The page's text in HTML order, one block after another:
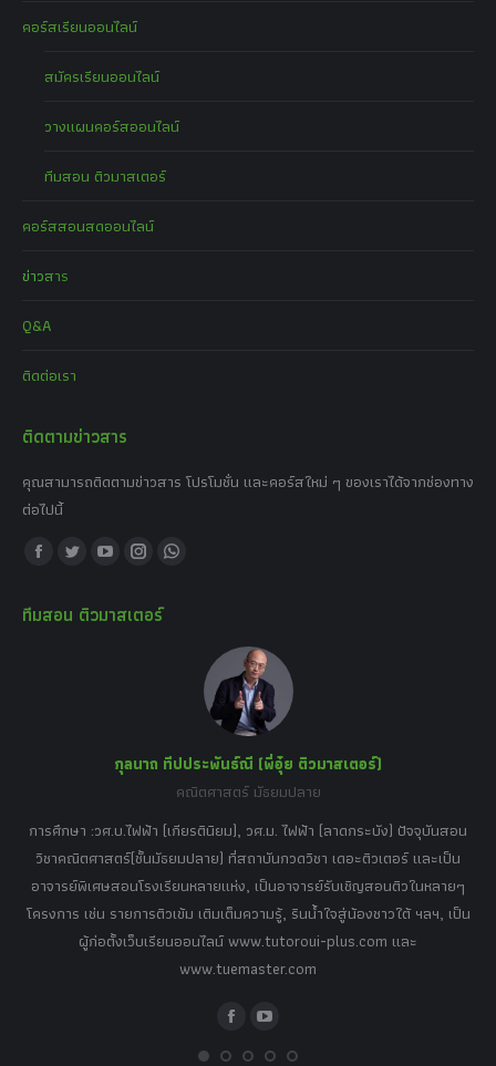
คอร์สเรียนออนไลน์
สมัครเรียนออนไลน์
วางแผนคอร์สออนไลน์
ทีมสอน ติวมาสเตอร์
คอร์สสอนสดออนไลน์
ข่าวสาร
Q&A
ติดต่อเรา
ติดตามข่าวสาร
คุณสามารถติดตามข่าวสาร โปรโมชั่น และคอร์สใหม่ ๆ ของเราได้จากช่องทาง
ต่อไปนี้
Find us on:
Facebook
opens
Twitter
opens
YouTube
opens
Instagram
opens
Whatsapp
window
ทีมสอน ติวมาสเตอร์
กุลนาถ ทีปประพันธ์ณี (พี่อุ๋ย ติวมาสเตอร์)
คณิตศาสตร์ มัธยมปลาย
การศึกษา :วศ.บ.ไฟฟ้า (เกียรตินิยม), วศ.ม. ไฟฟ้า (ลาดกระบัง) ปัจจุบันสอน
วิชาคณิตศาสตร์(ชั้นมัธยมปลาย) ที่สถาบันกวดวิชา เดอะติวเตอร์ และเป็น
อาจารย์พิเศษสอนโรงเรียนหลายแห่ง, เป็นอาจารย์รับเชิญสอนติวในหลายๆ
โครงการ เช่น รายการติวเข้ม เติมเต็มความรู้, รินน้ำใจสู่น้องชาวใต้ ฯลฯ, เป็น
ผู้ก่อตั้งเว็บเรียนออนไลน์ www.tutoroui-plus.com และ
www.tuemaster.com
FacebookYouTube